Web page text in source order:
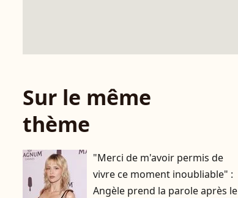
Sur le même
thème
"Merci de m'avoir permis de
vivre ce moment inoubliable" :
Angèle prend la parole après le